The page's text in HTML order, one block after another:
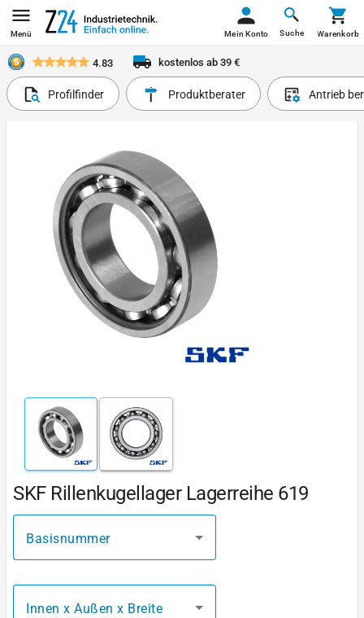
Menü Suche
Mein Konto Warenkorb
4.83 kostenlos ab 39 €
Profilfinder Produktberater Antrieb
SKF Rillenkugellager Lagerreihe 619
Basisnummer
Innen x Außen x Breite